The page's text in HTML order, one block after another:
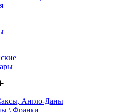
Англо-Даны
\ Франки